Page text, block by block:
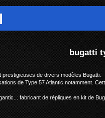
type 55 replica koux
de divers modèles Bugatti.
de Type 57 Atlantic notamment.
fabricant de répliques en kit de